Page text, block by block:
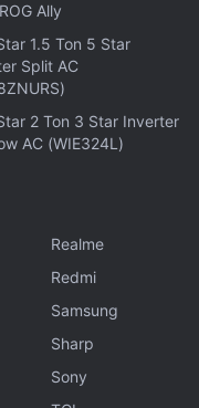
écran Super
offrant un
de 120 Hz. Il
pouvant atteindre
technologie
les fonctionnalités
à la puce A19
en quatre options
et 2 To.
Ally
1.5 Ton 5 Star
Split AC
2 Ton 3 Star Inverter
AC (WIE324L)
Realme
Redmi
Samsung
Sharp
Sony